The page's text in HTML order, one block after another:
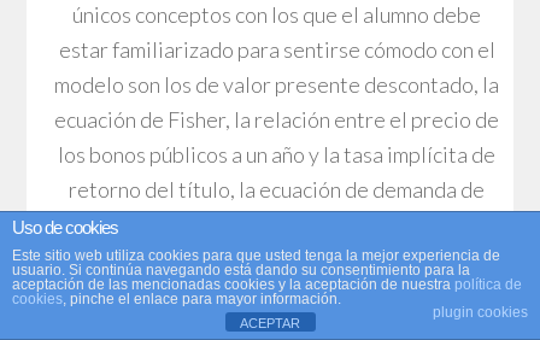
únicos conceptos con los que el alumno debe
estar familiarizado para sentirse cómodo con el
modelo son los de valor presente descontado, la
ecuación de Fisher, la relación entre el precio de
los bonos públicos a un año y la tasa implícita de
retorno del título, la ecuación de demanda de
dinero, el factor de descuento y el señoreaje. La
mayoría de estos elementos son introducidos en
las asignaturas de macroeconomía intermedia
que el alumno ve durante la carrera. En el caso
Uso de cookies
Este sitio web utiliza cookies para que usted tenga la mejor experiencia de
usuario. Si continúa navegando está dando su consentimiento para la
aceptación de las mencionadas cookies y la aceptación de nuestra política de
cookies, pinche el enlace para mayor información.
plugin cookies
ACEPTAR